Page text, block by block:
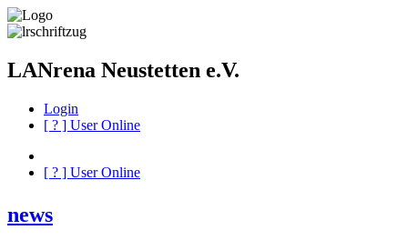
LANrena Neustetten e.V.
Login
[ ? ] User Online
[ ? ] User Online
news